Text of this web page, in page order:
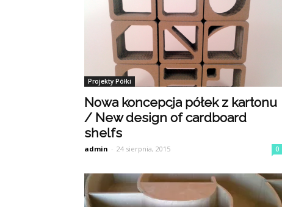
Projekty Półki
Nowa koncepcja półek z kartonu
/ New design of cardboard
shelfs
admin - 24 sierpnia, 2015 0